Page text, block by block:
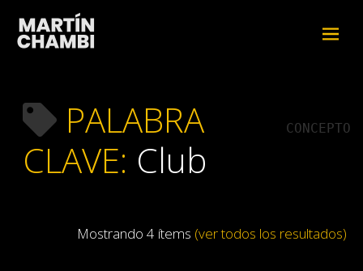
PALABRA
CLAVE: Club
CONCEPTO
Mostrando 4 ítems (ver todos los resultados)